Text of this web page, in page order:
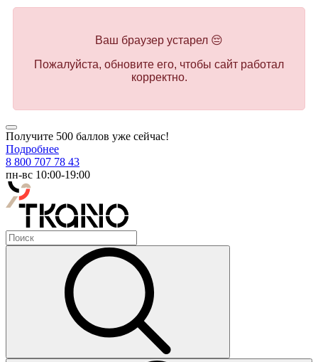
Ваш браузер устарел 😔
Пожалуйста, обновите его, чтобы сайт работал
корректно.
Получите 500 баллов уже сейчас!
Подробнее
8 800 707 78 43
пн-вс 10:00-19:00